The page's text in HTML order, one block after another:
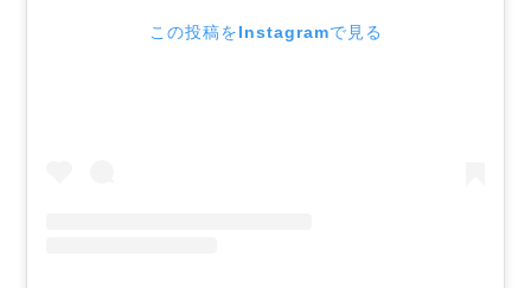
この投稿をInstagramで見る